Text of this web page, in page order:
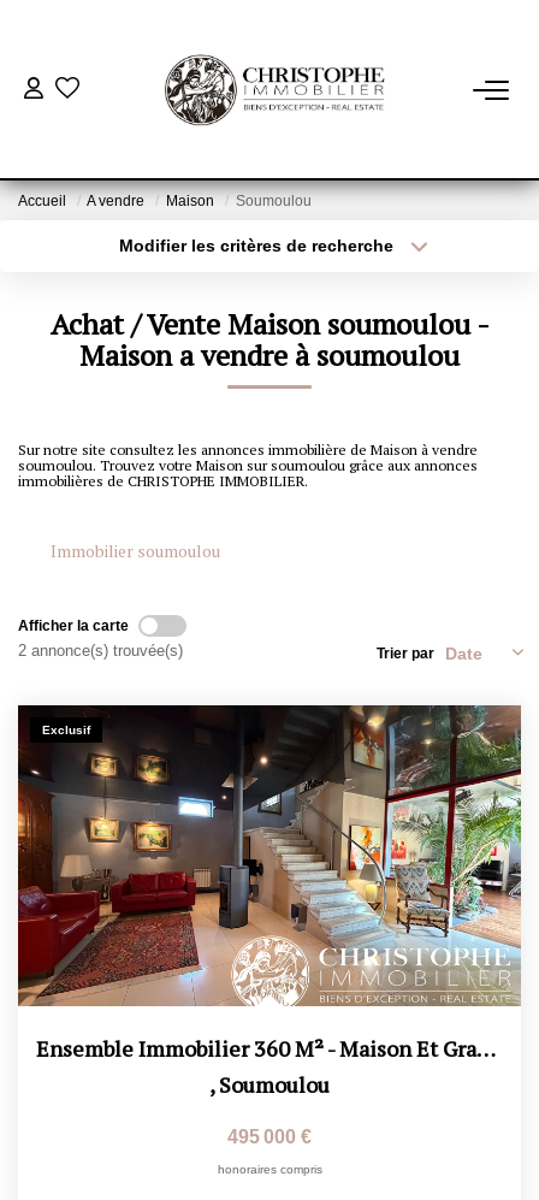
ACHETER
BIENS VENDUS
NOTRE AGENCE
Qui Sommes-Nous
Nous Rejoindre
Accueil A vendre Maison Soumoulou
Modifier les critères de recherche
Surface min Budget max
Achat / Vente Maison soumoulou -
Maison a vendre à soumoulou
Sur notre site consultez les annonces immobilière de Maison à vendre
soumoulou. Trouvez votre Maison sur soumoulou grâce aux annonces
immobilières de CHRISTOPHE IMMOBILIER.
Immobilier soumoulou
Afficher la carte
2 annonce(s) trouvée(s) Trier par
Exclusif
Ensemble Immobilier 360 M² - Maison Et Grange Rénovée -...
,Soumoulou
495 000 €
honoraires compris